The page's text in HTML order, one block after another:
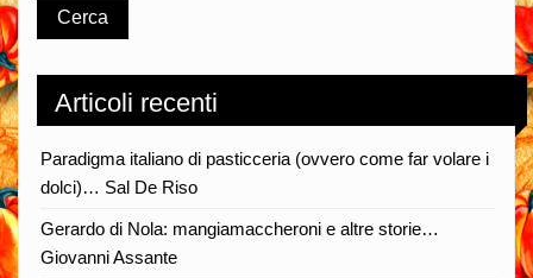
Articoli recenti
Paradigma italiano di pasticceria (ovvero come far volare i
dolci)… Sal De Riso
Gerardo di Nola: mangiamaccheroni e altre storie…
Giovanni Assante